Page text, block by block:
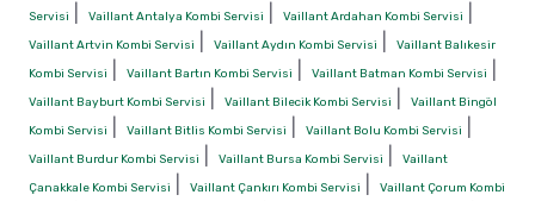
Servisi
Vaillant Antalya Kombi Servisi Vaillant Ardahan Kombi Servisi
Vaillant Artvin Kombi Servisi Vaillant Aydın Kombi Servisi
Vaillant Balıkesir
Kombi Servisi
Vaillant Bartın Kombi Servisi Vaillant Batman Kombi Servisi
Vaillant Bayburt Kombi Servisi Vaillant Bilecik Kombi Servisi
Vaillant Bingöl
Kombi Servisi
Vaillant Bitlis Kombi Servisi Vaillant Bolu Kombi Servisi
Vaillant Burdur Kombi Servisi Vaillant Bursa Kombi Servisi
Vaillant
Çanakkale Kombi Servisi
Vaillant Çankırı Kombi Servisi
Vaillant Çorum Kombi